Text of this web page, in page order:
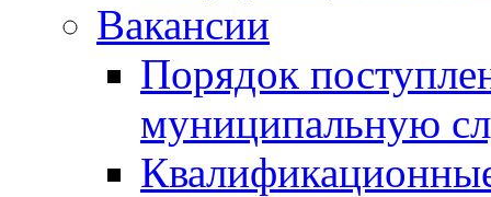
Вакансии
Порядок
муниципальную